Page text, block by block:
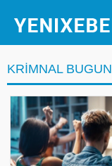
KRIMNAL BUGUN